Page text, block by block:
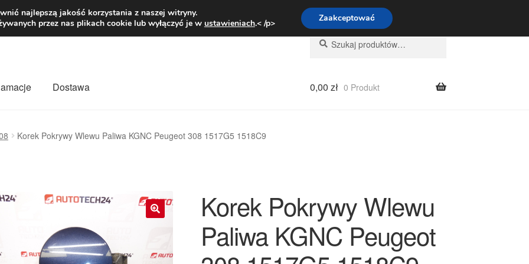
zł Pn.-pt. 9:00-16:00800 003 167
Szukaj:
Szukaj
Dostawa 0,00 zł 0 Produkt
Korek Pokrywy Wlewu Paliwa KGNC Peugeot 308 1517G5 1518C9
Korek Pokrywy Wlewu
Paliwa KGNC Peugeot
najlepszą jakość korzystania z naszej witryny.
przez nas plikach cookie lub wyłączyć je w ustawieniach.< /p> Zaakceptować